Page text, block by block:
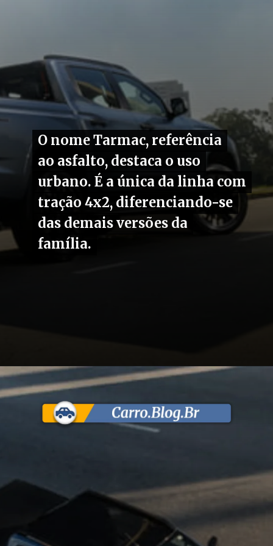
O nome Tarmac, referência
ao asfalto, destaca o uso
urbano. É a única da linha com
tração 4x2, diferenciando-se
das demais versões da
família.
O nome Tarmac, referência
ao asfalto, destaca o uso
urbano. É a única da linha com
tração 4x2, diferenciando-se
das demais versões da
família.
Opening